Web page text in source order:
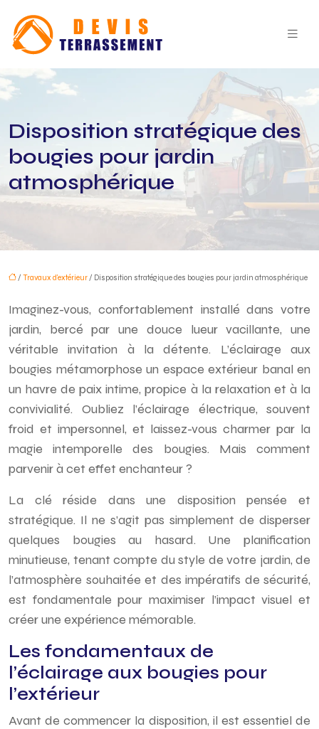
Disposition stratégique des
bougies pour jardin
atmosphérique
/ Travaux d'extérieur/ Disposition stratégique des bougies pour jardin atmosphérique
Imaginez-vous, confortablement installé dans votre
jardin, bercé par une douce lueur vacillante, une
véritable invitation à la détente. L’éclairage aux
bougies métamorphose un espace extérieur banal en
un havre de paix intime, propice à la relaxation et à la
convivialité. Oubliez l’éclairage électrique, souvent
froid et impersonnel, et laissez-vous charmer par la
magie intemporelle des bougies. Mais comment
parvenir à cet effet enchanteur ?
La clé réside dans une disposition pensée et
stratégique. Il ne s’agit pas simplement de disperser
quelques bougies au hasard. Une planification
minutieuse, tenant compte du style de votre jardin, de
l’atmosphère souhaitée et des impératifs de sécurité,
est fondamentale pour maximiser l’impact visuel et
créer une expérience mémorable.
Les fondamentaux de
l’éclairage aux bougies pour
l’extérieur
Avant de commencer la disposition, il est essentiel de